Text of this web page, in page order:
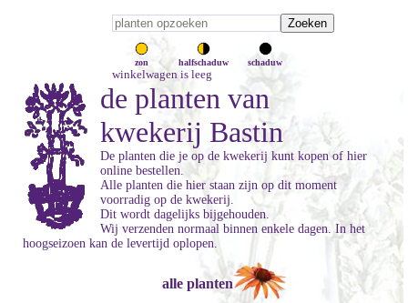
zon halfschaduw schaduw
winkelwagen is leeg
de planten van
kwekerij Bastin
De planten die je op de kwekerij kunt kopen of hier
online bestellen.
Alle planten die hier staan zijn op dit moment
voorradig op de kwekerij.
Dit wordt dagelijks bijgehouden.
Wij verzenden normaal binnen enkele dagen. In het
hoogseizoen kan de levertijd oplopen.
alle planten